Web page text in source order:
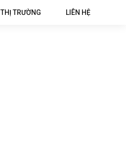
THỊ TRƯỜNG LIÊN HỆ